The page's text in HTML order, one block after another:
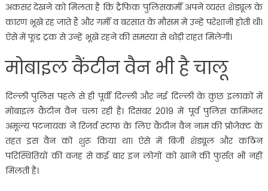
अकसर देखने को मिलता है कि ट्रैफिक पुलिसकर्मी अपने व्यस्त शेड्यूल के
कारण भूखे रह जाते हैं और गर्मी व बरसात के मौसम में उन्हें परेशानी होती थी।
ऐसे में फूड ट्रक से उन्हें भूखे रहने की समस्या से थोड़ी राहत मिलेगी।
मोबाइल कैंटीन वैन भी है चालू
दिल्ली पुलिस पहले से ही पूर्वी दिल्ली और नई दिल्ली के कुछ इलाकों में
मोबाइल कैंटीन वैन चला रही है। दिसंबर 2019 में पूर्व पुलिस कमिश्नर
अमूल्य पटनायक ने रिजर्व स्टाफ के लिए कैंटीन वैन नाम की प्रोजेक्ट के
तहत इस वैन को शुरू किया था। ऐसे में बिजी शेड्यूल और कठिन
परिस्थितियों की वजह से कई बार इन लोगों को खाने की फुर्सत भी नहीं
मिलती है।